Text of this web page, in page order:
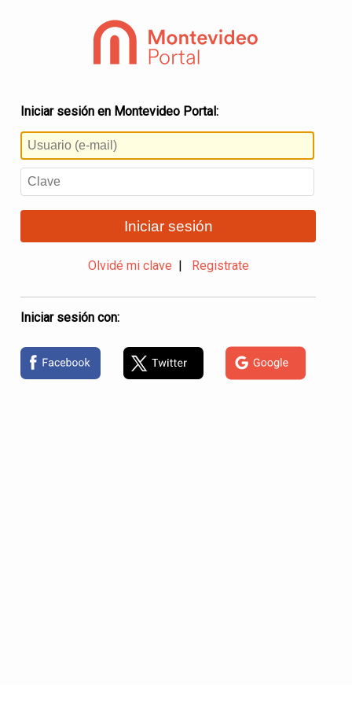
Iniciar sesión en Montevideo Portal:
Iniciar sesión
Olvidé mi clave Registrate
Iniciar sesión con: